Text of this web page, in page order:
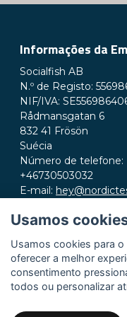
problemas de
rapidamente. A
Informações da
Socialfish AB
N.º de Registo:
NIF/IVA:
Rådmansgatan 6
832 41 Frösön
Suécia
Número de telefone:
+46730503032
E-mail:
Horário de
Usamos
Usamos cookies para
oferecer a melhor
consentimento
todos ou personalizar